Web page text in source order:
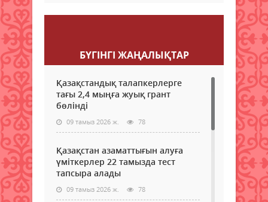
БҮГІНГI ЖАҢАЛЫҚТАР
Қазақстандық талапкерлерге
тағы 2,4 мыңға жуық грант
бөлінді
09 тамыз 2026 ж. 78
Қазақстан азаматтығын алуға
үміткерлер 22 тамызда тест
тапсыра алады
09 тамыз 2026 ж. 78